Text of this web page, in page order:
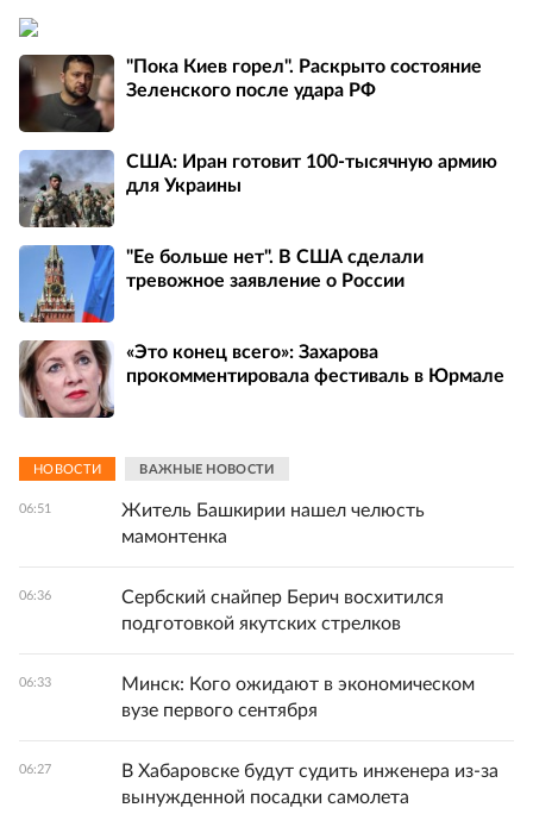
"Пока Киев горел". Раскрыто состояние
Зеленского после удара РФ
США: Иран готовит 100-тысячную армию
для Украины
"Ее больше нет". В США сделали
тревожное заявление о России
«Это конец всего»: Захарова
прокомментировала фестиваль в Юрмале
НОВОСТИ ВАЖНЫЕ НОВОСТИ
06:51
Житель Башкирии нашел челюсть
мамонтенка
06:36
Сербский снайпер Берич восхитился
подготовкой якутских стрелков
06:33
Минск: Кого ожидают в экономическом
вузе первого сентября
06:27
В Хабаровске будут судить инженера из-за
вынужденной посадки самолета